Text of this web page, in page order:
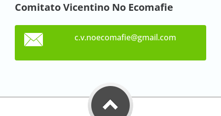
Comitato Vicentino No Ecomafie
c.v.noecomafie@gmail.com